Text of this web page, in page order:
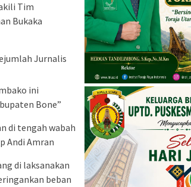
Tim
Bukaka
ini
Bone”
di tengah wabah
Andi Amran
di laksanakan
beban